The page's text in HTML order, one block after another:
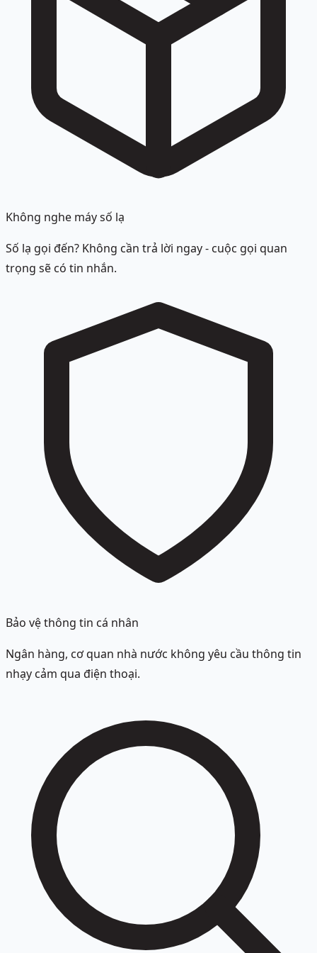
Không nghe máy số lạ
Số lạ gọi đến? Không cần trả lời ngay - cuộc gọi quan
trọng sẽ có tin nhắn.
Bảo vệ thông tin cá nhân
Ngân hàng, cơ quan nhà nước không yêu cầu thông tin
nhạy cảm qua điện thoại.